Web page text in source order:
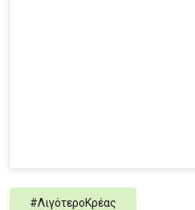
#ΛιγότεροΚρέας